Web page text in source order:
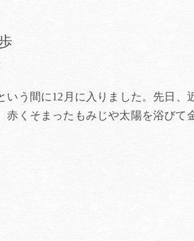
いう間に12月に入りました。先日、
赤くそまったもみじや太陽を浴びて